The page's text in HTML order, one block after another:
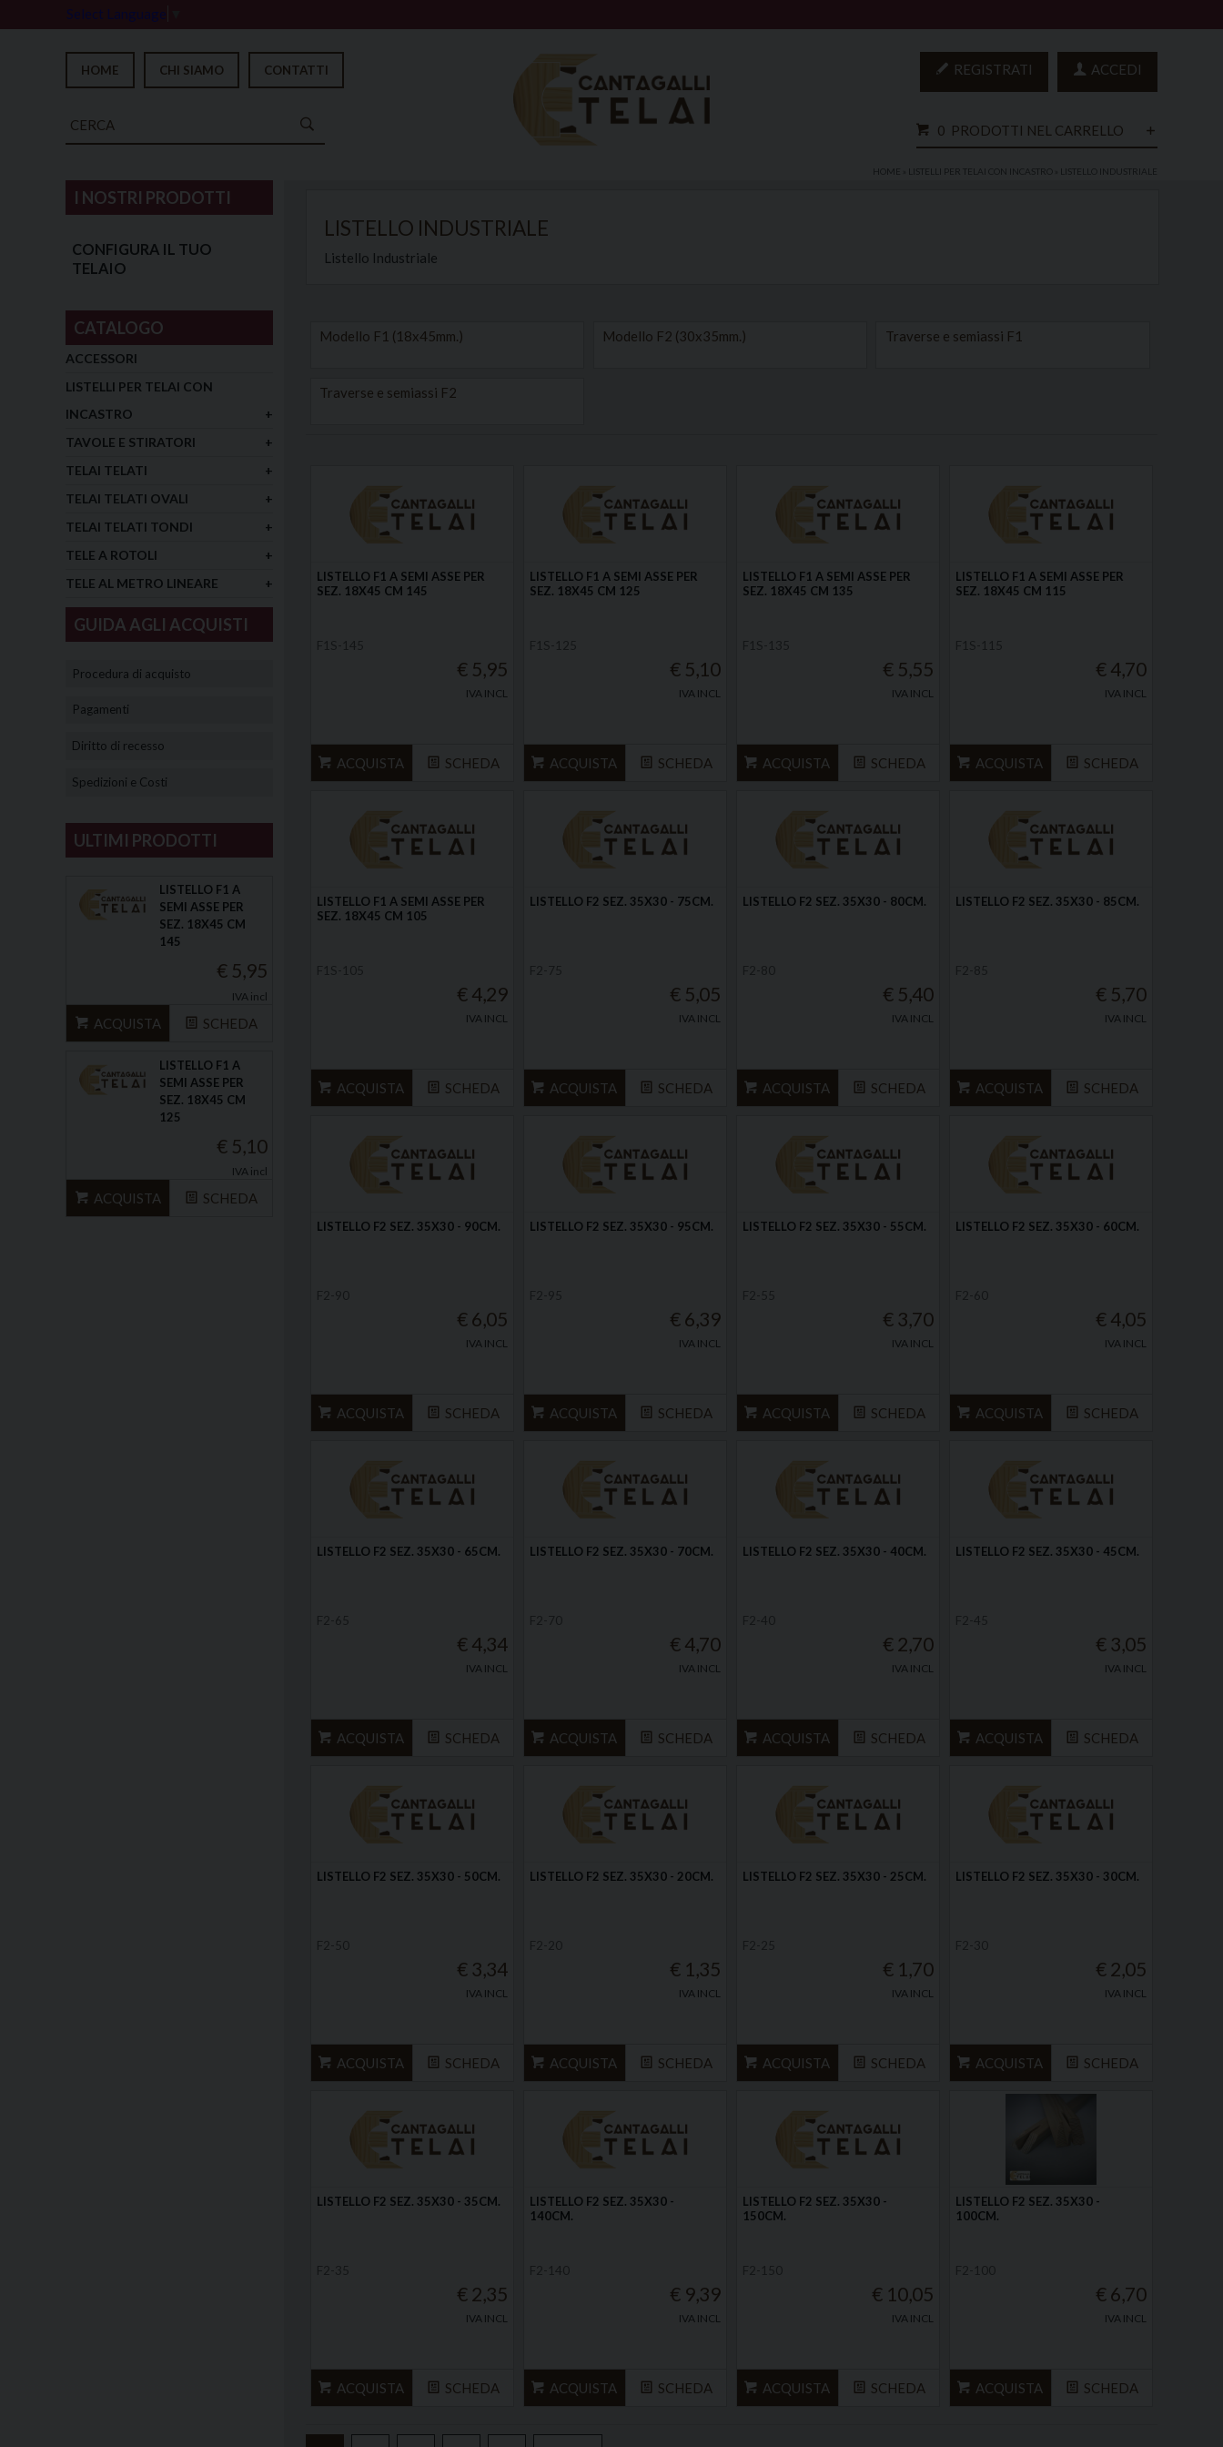
Select Language
ACCEDI
REGISTRATI
0 PRODOTTI NEL CARRELLO
HOME CHI SIAMO CONTATTI
HOME LISTELLI PER TELAI CON INCASTRO LISTELLO INDUSTRIALE
I NOSTRI PRODOTTI
CONFIGURA IL TUO
TELAIO
CATALOGO
ACCESSORI
LISTELLI PER TELAI CON
INCASTRO
+
TAVOLE E STIRATORI
+
TELAI TELATI
+
TELAI TELATI OVALI
+
TELAI TELATI TONDI
+
TELE A ROTOLI
+
TELE AL METRO LINEARE
+
GUIDA AGLI ACQUISTI
Procedura di acquisto
Pagamenti
Diritto di recesso
Spedizioni e Costi
ULTIMI PRODOTTI
LISTELLO F1 A
SEMI ASSE PER
SEZ. 18X45 CM
145
€ 5,95
IVA incl
ACQUISTA SCHEDA
LISTELLO F1 A
SEMI ASSE PER
SEZ. 18X45 CM
125
€ 5,10
IVA incl
ACQUISTA SCHEDA
LISTELLO INDUSTRIALE
Listello Industriale
Modello F1 (18x45mm.) Modello F2 (30x35mm.) Traverse e semiassi F1
Traverse e semiassi F2
LISTELLO F1 A SEMI ASSE PER
SEZ. 18X45 CM 145
€ 5,95
IVA INCL
ACQUISTA SCHEDA
LISTELLO F1 A SEMI ASSE PER
SEZ. 18X45 CM 125
€ 5,10
IVA INCL
ACQUISTA SCHEDA
LISTELLO F1 A SEMI ASSE PER
SEZ. 18X45 CM 135
€ 5,55
IVA INCL
ACQUISTA SCHEDA
LISTELLO F1 A SEMI ASSE PER
SEZ. 18X45 CM 115
€ 4,70
IVA INCL
ACQUISTA SCHEDA
LISTELLO F1 A SEMI ASSE PER
SEZ. 18X45 CM 105
€ 4,29
IVA INCL
ACQUISTA SCHEDA
LISTELLO F2 SEZ. 35X30 - 75CM.
€ 5,05
IVA INCL
ACQUISTA SCHEDA
LISTELLO F2 SEZ. 35X30 - 80CM.
€ 5,40
IVA INCL
ACQUISTA SCHEDA
LISTELLO F2 SEZ. 35X30 - 85CM.
€ 5,70
IVA INCL
ACQUISTA SCHEDA
LISTELLO F2 SEZ. 35X30 - 90CM.
€ 6,05
IVA INCL
ACQUISTA SCHEDA
LISTELLO F2 SEZ. 35X30 - 95CM.
€ 6,39
IVA INCL
ACQUISTA SCHEDA
LISTELLO F2 SEZ. 35X30 - 55CM.
€ 3,70
IVA INCL
ACQUISTA SCHEDA
LISTELLO F2 SEZ. 35X30 - 60CM.
€ 4,05
IVA INCL
ACQUISTA SCHEDA
LISTELLO F2 SEZ. 35X30 - 65CM.
€ 4,34
IVA INCL
ACQUISTA SCHEDA
LISTELLO F2 SEZ. 35X30 - 70CM.
€ 4,70
IVA INCL
ACQUISTA SCHEDA
LISTELLO F2 SEZ. 35X30 - 40CM.
€ 2,70
IVA INCL
ACQUISTA SCHEDA
LISTELLO F2 SEZ. 35X30 - 45CM.
€ 3,05
IVA INCL
ACQUISTA SCHEDA
LISTELLO F2 SEZ. 35X30 - 50CM.
€ 3,34
IVA INCL
ACQUISTA SCHEDA
LISTELLO F2 SEZ. 35X30 - 20CM.
€ 1,35
IVA INCL
ACQUISTA SCHEDA
LISTELLO F2 SEZ. 35X30 - 25CM.
€ 1,70
IVA INCL
ACQUISTA SCHEDA
LISTELLO F2 SEZ. 35X30 - 30CM.
€ 2,05
IVA INCL
ACQUISTA SCHEDA
LISTELLO F2 SEZ. 35X30 - 35CM.
€ 2,35
IVA INCL
ACQUISTA SCHEDA
LISTELLO F2 SEZ. 35X30 -
140CM.
€ 9,39
IVA INCL
ACQUISTA SCHEDA
LISTELLO F2 SEZ. 35X30 -
150CM.
€ 10,05
IVA INCL
ACQUISTA SCHEDA
LISTELLO F2 SEZ. 35X30 -
100CM.
€ 6,70
IVA INCL
ACQUISTA SCHEDA